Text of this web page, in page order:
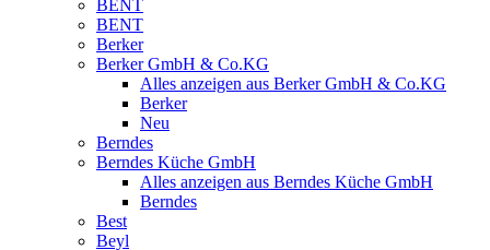
BENT
BENT
Berker
Berker GmbH & Co.KG
Alles anzeigen aus Berker GmbH & Co.KG
Berker
Neu
Berndes
Berndes Küche GmbH
Alles anzeigen aus Berndes Küche GmbH
Berndes
Best
Beyl